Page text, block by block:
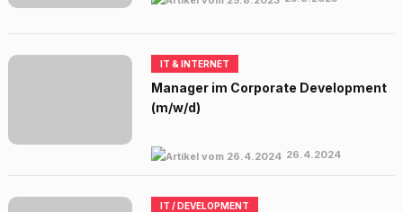
IT & INTERNET
Manager im Corporate Development
(m/w/d)
26.4.2024
IT / DEVELOPMENT